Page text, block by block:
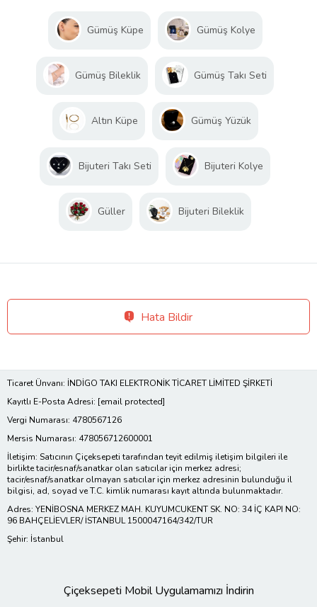
Gümüş Küpe Gümüş Kolye
Gümüş Bileklik Gümüş Takı Seti
Altın Küpe Gümüş Yüzük
Bijuteri Takı Seti Bijuteri Kolye
Güller Bijuteri Bileklik
Hata Bildir
Ticaret Ünvanı: İNDİGO TAKI ELEKTRONİK TİCARET LİMİTED ŞİRKETİ
Kayıtlı E-Posta Adresi: [email protected]
Vergi Numarası: 4780567126
Mersis Numarası: 478056712600001
İletişim: Satıcının Çiçeksepeti tarafından teyit edilmiş iletişim bilgileri ile
birlikte tacir/esnaf/sanatkar olan satıcılar için merkez adresi;
tacir/esnaf/sanatkar olmayan satıcılar için merkez adresinin bulunduğu il
bilgisi, ad, soyad ve T.C. kimlik numarası kayıt altında bulunmaktadır.
Adres: YENİBOSNA MERKEZ MAH. KUYUMCUKENT SK. NO: 34 İÇ KAPI NO:
96 BAHÇELİEVLER/ İSTANBUL 1500047164/342/TUR
Şehir: İstanbul
Çiçeksepeti Mobil Uygulamamızı İndirin